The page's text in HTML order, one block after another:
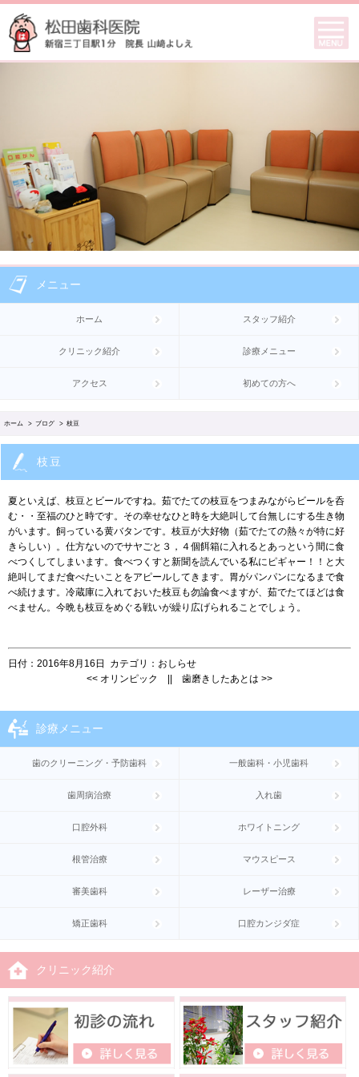
メニュー
ホーム
クリニック紹介
アクセス
スタッフ紹介
診療メニュー
初めての方へ
ホーム > ブログ > 枝豆
枝豆
夏といえば、枝豆とビールですね。茹でたての枝豆をつまみながらビールを呑
む・・至福のひと時です。その幸せなひと時を大絶叫して台無しにする生き物
がいます。飼っている黄バタンです。枝豆が大好物（茹でたての熱々が特に好
きらしい）。仕方ないのでサヤごと３，４個餌箱に入れるとあっという間に食
べつくしてしまいます。食べつくすと新聞を読んでいる私にピギャー！！と大
絶叫してまだ食べたいことをアピールしてきます。胃がパンパンになるまで食
べ続けます。冷蔵庫に入れておいた枝豆も勿論食べますが、茹でたてほどは食
べません。今晩も枝豆をめぐる戦いが繰り広げられることでしょう。
日付： 2016年8月16日 カテゴリ： おしらせ
<< オリンピック 歯磨きしたあとは >>
診療メニュー
歯のクリーニング・予防歯科
歯周病治療
口腔外科
根管治療
審美歯科
矯正歯科
一般歯科・小児歯科
入れ歯
ホワイトニング
マウスピース
レーザー治療
口腔カンジダ症
クリニック紹介